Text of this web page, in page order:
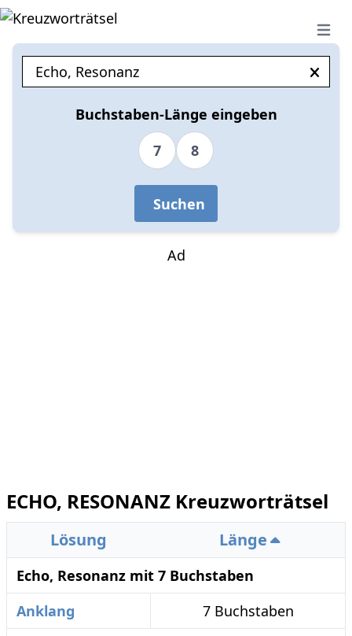
Open
Buchstaben-Länge eingeben
7
8
Suchen
Ad
ECHO, RESONANZ Kreuzworträtsel
Lösung Länge
Echo, Resonanz mit 7 Buchstaben
Anklang
7 Buchstaben